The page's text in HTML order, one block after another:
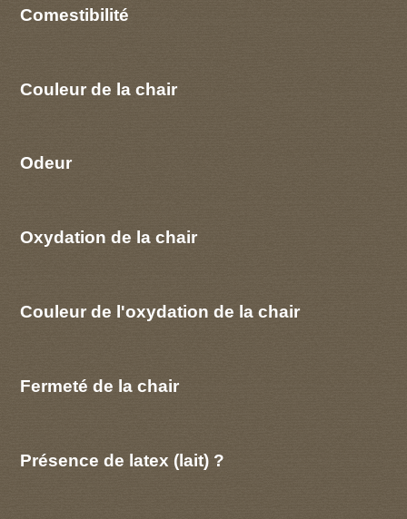
Comestibilité
Couleur de la chair
Odeur
Oxydation de la chair
Couleur de l'oxydation de la chair
Fermeté de la chair
Présence de latex (lait) ?